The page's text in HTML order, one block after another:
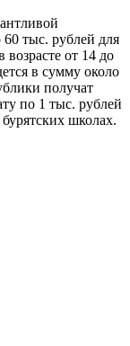
тыс. рублей для
возрасте от 14 до
в сумму около
получат
по 1 тыс. рублей
школах.